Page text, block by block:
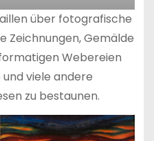
über fotografische
Zeichnungen, Gemälde
Webereien
und viele andere
zu bestaunen.